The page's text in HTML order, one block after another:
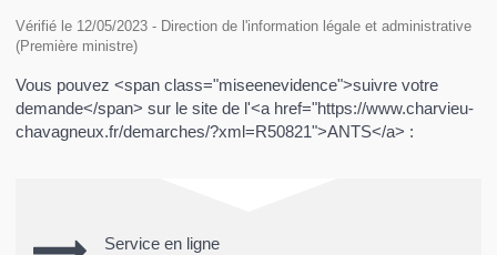
Vérifié le 12/05/2023 - Direction de l'information légale et administrative
(Première ministre)
Vous pouvez <span class="miseenevidence">suivre votre
demande</span> sur le site de l'<a href="https://www.charvieu-
chavagneux.fr/demarches/?xml=R50821">ANTS</a> :
Service en ligne